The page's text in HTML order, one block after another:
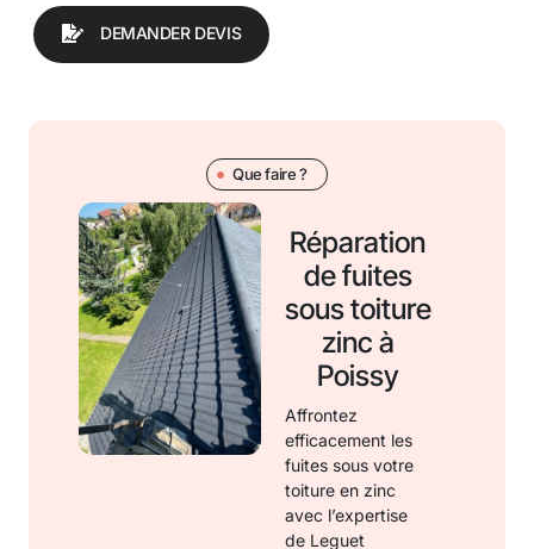
DEMANDER DEVIS
Que faire ?
Réparation
de fuites
sous toiture
zinc à
Poissy
Affrontez
efficacement les
fuites sous votre
toiture en zinc
avec l’expertise
de Leguet